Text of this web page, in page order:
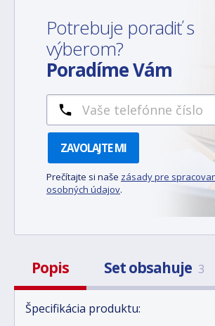
Potrebuje poradiť s
výberom?
Poradíme Vám
ZAVOLAJTE MI
Prečítajte si naše zásady pre
osobných údajov.
Popis Set obsahuje 3
Špecifikácia produktu: